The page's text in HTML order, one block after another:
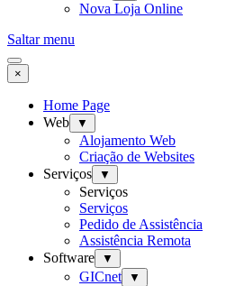
Nova Loja Online
Saltar menu
×
Home Page
Web
▼
Alojamento Web
Criação de Websites
Serviços
▼
Serviços
Serviços
Pedido de Assistência
Assistência Remota
Software
▼
GICnet ▼